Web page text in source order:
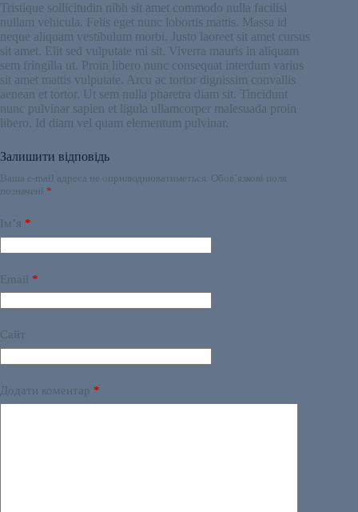
Tristique sollicitudin nibh sit amet commodo nulla facilisi
nullam vehicula. Felis eget nunc lobortis mattis. Massa id
neque aliquam vestibulum morbi. Justo laoreet sit amet cursus
sit amet. Elit sed vulputate mi sit. Viverra mauris in aliquam
sem fringilla ut. Proin libero nunc consequat interdum varius
sit amet mattis vulputate. Arcu ac tortor dignissim convallis
aenean et tortor. Ut sem nulla pharetra diam sit. Tincidunt
nunc pulvinar sapien et ligula ullamcorper malesuada proin
libero. Id diam vel quam elementum pulvinar.
Залишити відповідь
Ваша e-mail адреса не оприлюднюватиметься. Обов’язкові поля
позначені *
Ім’я *
Email *
Сайт
Додати коментар *